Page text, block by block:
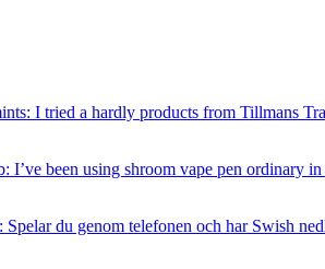
I tried a hardly products from Tillmans
I’ve been using shroom vape pen ordinary in
Spelar du genom telefonen och har Swish